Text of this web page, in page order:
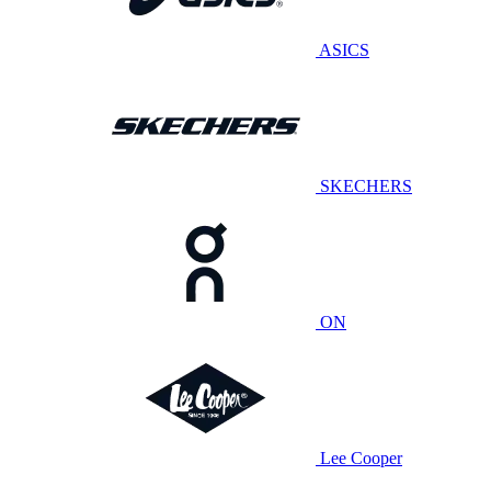
ASICS
SKECHERS
ON
Lee Cooper